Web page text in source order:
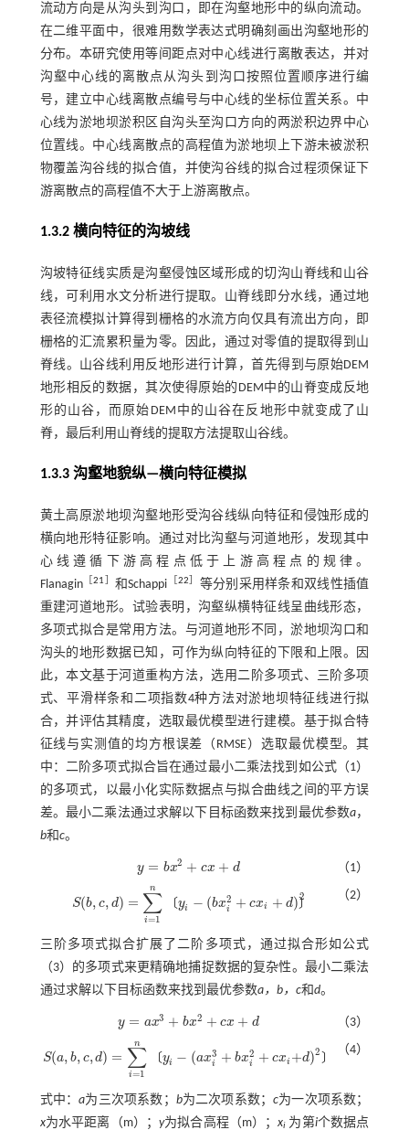
流动方向是从沟头到沟口，即在沟壑地形中的纵向流动。
在二维平面中，很难用数学表达式明确刻画出沟壑地形的
分布。本研究使用等间距点对中心线进行离散表达，并对
沟壑中心线的离散点从沟头到沟口按照位置顺序进行编
号，建立中心线离散点编号与中心线的坐标位置关系。中
心线为淤地坝淤积区自沟头至沟口方向的两淤积边界中心
位置线。中心线离散点的高程值为淤地坝上下游未被淤积
物覆盖沟谷线的拟合值，并使沟谷线的拟合过程须保证下
游离散点的高程值不大于上游离散点。
1.3.2 横向特征的沟坡线
沟坡特征线实质是沟壑侵蚀区域形成的切沟山脊线和山谷
线，可利用水文分析进行提取。山脊线即分水线，通过地
表径流模拟计算得到栅格的水流方向仅具有流出方向，即
栅格的汇流累积量为零。因此，通过对零值的提取得到山
脊线。山谷线利用反地形进行计算，首先得到与原始DEM
地形相反的数据，其次使得原始的DEM中的山脊变成反地
形的山谷，而原始DEM中的山谷在反地形中就变成了山
脊，最后利用山脊线的提取方法提取山谷线。
1.3.3 沟壑地貌纵—横向特征模拟
黄土高原淤地坝沟壑地形受沟谷线纵向特征和侵蚀形成的
横向地形特征影响。通过对比沟壑与河道地形，发现其中
心线遵循下游高程点低于上游高程点的规律。
Flanagin［21 和Schappi 22
等分别采用样条和双线性插值
重建河道地形。试验表明，沟壑纵横特征线呈曲线形态，
多项式拟合是常用方法。与河道地形不同，淤地坝沟口和
沟头的地形数据已知，可作为纵向特征的下限和上限。因
此，本文基于河道重构方法，选用二阶多项式、三阶多项
式、平滑样条和二项指数4种方法对淤地坝特征线进行拟
合，并评估其精度，选取最优模型进行建模。基于拟合特
征线与实测值的均方根误差（RMSE）选取最优模型。其
中：二阶多项式拟合旨在通过最小二乘法找到如 公式（1）
的多项式，以最小化实际数据点与拟合曲线之间的平方误
差。最小二乘法通过求解以下目标函数来找到最优参数a，
b和c。
y = bx2 + cx + d
y= bx 2+cx +d （1）
S(b, c, d) = ∑
i=1
n
〔yi − (bx2
i + cxi + d)〕
2
S(b,c ,d) =∑ =1 yi i2+ cxi+d)2
（2）
三阶多项式拟合扩展了二阶多项式，通过拟合形如 公式
（3）
的多项式来更精确地捕捉数据的复杂性。最小二乘法
通过求解以下目标函数来找到最优参数a，b，c和d。
y = ax3 + bx2 + cx + d
y= ax 3+bx 2+ cx+d （3）
S(a, b, c,d) = ∑
i=1
n
〔yi − (ax3
i + bx2
i + cxi +d)2 〕
S(a,b ,c, d)=∑i =1n yi- a 3+b xi2 +cxi+ d)2
（4）
式中：a为三次项系数； b为二次项系数；c为一次项系数；
x为水平距离（m）； y为拟合高程（m）；xi 为第i个数据点